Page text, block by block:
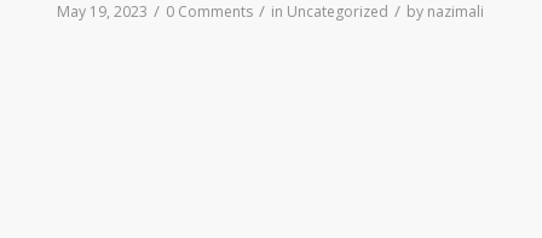
May 19, 2023 / 0 Comments / in Uncategorized / by nazimali